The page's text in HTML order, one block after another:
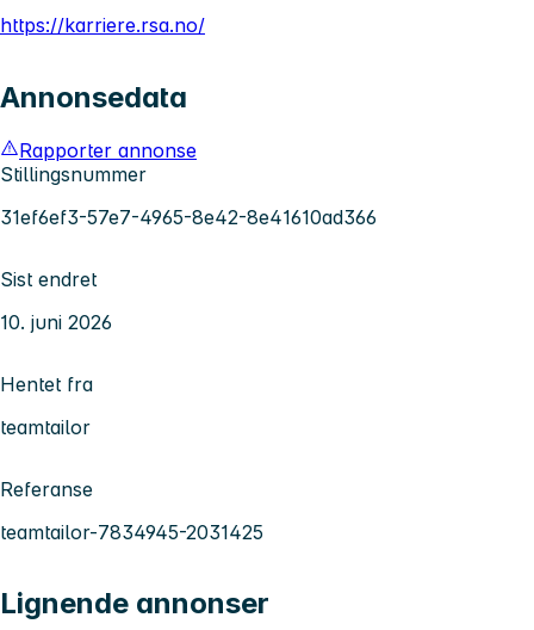
https://karriere.rsa.no/
Annonsedata
Rapporter annonse
Stillingsnummer
31ef6ef3-57e7-4965-8e42-8e41610ad366
Sist endret
10. juni 2026
Hentet fra
teamtailor
Referanse
teamtailor-7834945-2031425
Lignende annonser